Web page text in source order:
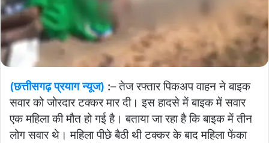
(छत्तीसगढ़ प्रयाग न्यूज) :– तेज रफ्तार पिकअप वाहन ने बाइक
सवार को जोरदार टक्कर मार दी। इस हादसे में बाइक में सवार
एक महिला की मौत हो गई है। बताया जा रहा है कि बाइक में तीन
लोग सवार थे। महिला पीछे बैठी थी टक्कर के बाद महिला फेंका